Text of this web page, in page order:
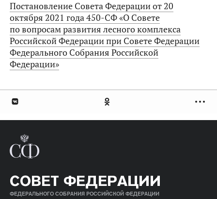
Постановление Совета Федерации от 20
октября 2021 года 450-СФ «О Совете
по вопросам развития лесного комплекса
Российской Федерации при Совете Федерации
Федерального Собрания Российской
Федерации»
СОВЕТ ФЕДЕРАЦИИ
ФЕДЕРАЛЬНОГО СОБРАНИЯ РОССИЙСКОЙ ФЕДЕРАЦИИ